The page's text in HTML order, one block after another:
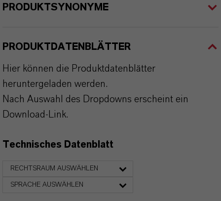
PRODUKTSYNONYME
PRODUKTDATENBLÄTTER
Hier können die Produktdatenblätter
heruntergeladen werden.
Nach Auswahl des Dropdowns erscheint ein
Download-Link.
Technisches Datenblatt
RECHTSRAUM AUSWÄHLEN
SPRACHE AUSWÄHLEN